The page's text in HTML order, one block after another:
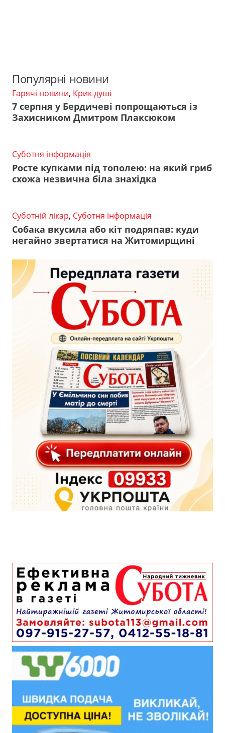
Популярні новини
Гарячі новини, Крик душі
7 серпня у Бердичеві попрощаються із
Захисником Дмитром Плаксюком
Суботня інформація
Росте купками під тополею: на який гриб
схожа незвична біла знахідка
Суботній лікар, Суботня інформація
Собака вкусила або кіт подряпав: куди
негайно звертатися на Житомирщині